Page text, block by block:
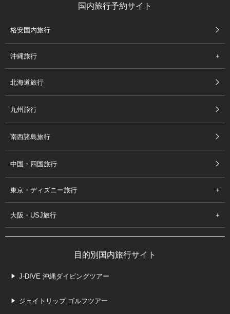
国内旅行予約サイト
格安国内旅行
沖縄旅行
北海道旅行
九州旅行
南西諸島旅行
中国・四国旅行
東京・ディズニー旅行
大阪・USJ旅行
目的別国内旅行サイト
J-DIVE 沖縄ダイビングツアー
ジェイトリップ ゴルフツアー